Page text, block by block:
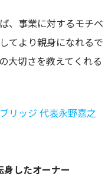
、事業に対するモチベ
てより親身になれるで
大切さを教えてくれる
リッジ 代表永野嘉之
したオーナー